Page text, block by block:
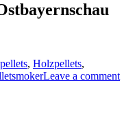
, Holzpellets,
Leave a comment